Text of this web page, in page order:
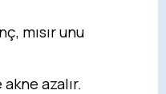
mısır unu
azalır.